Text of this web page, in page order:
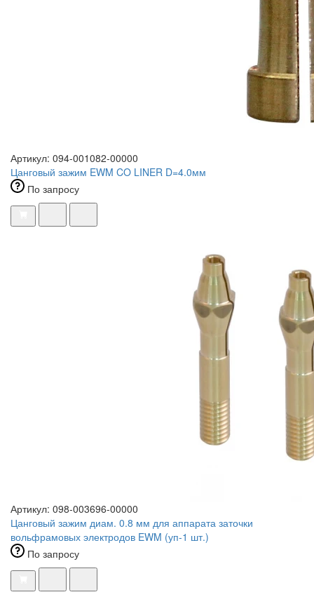
Артикул: 094-001082-00000
Цанговый зажим EWM CO LINER D=4.0мм
По запросу
Артикул: 098-003696-00000
Цанговый зажим диам. 0.8 мм для аппарата заточки
вольфрамовых электродов EWM (уп-1 шт.)
По запросу